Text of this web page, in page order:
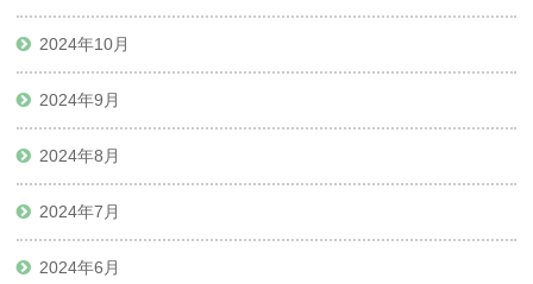
2024年10月
2024年9月
2024年8月
2024年7月
2024年6月